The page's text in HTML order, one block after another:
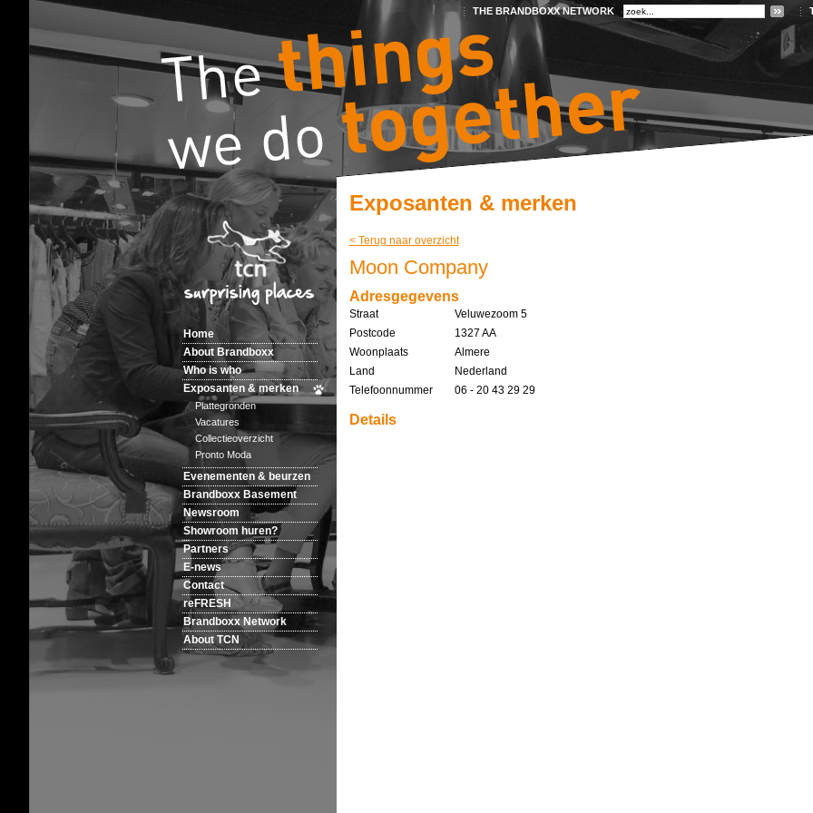
THE BRANDBOXX NETWORK
Home
About Brandboxx
Who is who
Exposanten & merken
Plattegronden
Vacatures
Collectieoverzicht
Pronto Moda
Evenementen & beurzen
Brandboxx Basement
Newsroom
Showroom huren?
Partners
E-news
Contact
reFRESH
Brandboxx Network
About TCN
Exposanten & merken
< Terug naar overzicht
Moon Company
Adresgegevens
Straat
Veluwezoom 5
Postcode
1327 AA
Woonplaats
Almere
Land
Nederland
Telefoonnummer
06 - 20 43 29 29
Details